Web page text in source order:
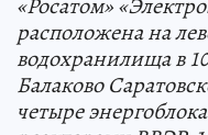
расположена на
водохранилища в
Балаково
четыре